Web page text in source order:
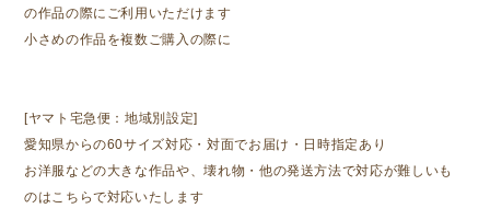
の作品の際にご利用いただけます
小さめの作品を複数ご購入の際に
[ヤマト宅急便：地域別設定]
愛知県からの60サイズ対応・対面でお届け・日時指定あり
お洋服などの大きな作品や、壊れ物・他の発送方法で対応が難しいも
のはこちらで対応いたします